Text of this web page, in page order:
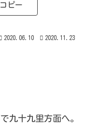
コピー
2020.06.10 2020.11.23
九十九里方面へ。